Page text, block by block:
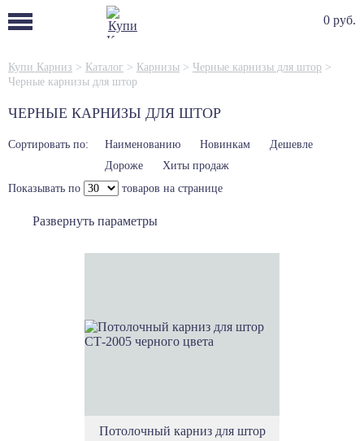
0 руб.
Купи Карниз > Каталог > Карнизы > Черные карнизы для штор >
Черные карнизы для штор
ЧЕРНЫЕ КАРНИЗЫ ДЛЯ ШТОР
Сортировать по: Наименованию Новинкам
Дешевле
Дороже
Хиты продаж
Показывать по
товаров на странице
Развернуть параметры
Потолочный карниз для штор